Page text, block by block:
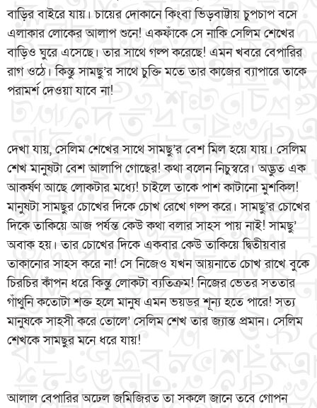
বাড়ির বাইরে যায়। চায়ের দোকানে কিংবা ভিড়বাট্টায় চুপচাপ বসে
এলাকার লোকের আলাপ শুনে! একফাঁকে সে নাকি সেলিম শেখের
বাড়িও ঘুরে এসেছে। তার সাথে গল্প করেছে! এমন খবরে বেপারির
রাগ ওঠে। কিন্তু সামছু’র সাথে চুক্তি মতে তার কাজের ব্যাপারে তাকে
পরামর্শ দেওয়া যাবে না!
দেখা যায়, সেলিম শেখের সাথে সামছু’র বেশ মিল হয়ে যায়। সেলিম
শেখ মানুষটা বেশ আলাপি গোছের! কথা বলেন নিচুস্বরে। অদ্ভুত এক
আকর্ষণ আছে লোকটার মধ্যে! চাইলে তাকে পাশ কাটানো মুশকিল!
মানুষটা সামছুর চোখের দিকে চোখ রেখে গল্প করে। সামছু’র চোখের
দিকে তাকিয়ে আজ পর্যন্ত কেউ কথা বলার সাহস পায় নাই! সামছু’
অবাক হয়। তার চোখের দিকে একবার কেউ তাকিয়ে দ্বিতীয়বার
তাকানোর সাহস করে না! সে নিজেও যখন আয়নাতে চোখ রাখে বুকে
চিরচির কাঁপন ধরে কিন্তু লোকটা ব্যতিক্রম! নিজের ভেতর সততার
গাঁথুনি কতোটা শক্ত হলে মানুষ এমন ভয়ডর শূন্য হতে পারে! সত্য
মানুষকে সাহসী করে তোলে’ সেলিম শেখ তার জ্যান্ত প্রমান। সেলিম
শেখকে সামছুর মনে ধরে যায়!
আলাল বেপারির অঢেল জমিজিরত তা সকলে জানে তবে গোপন